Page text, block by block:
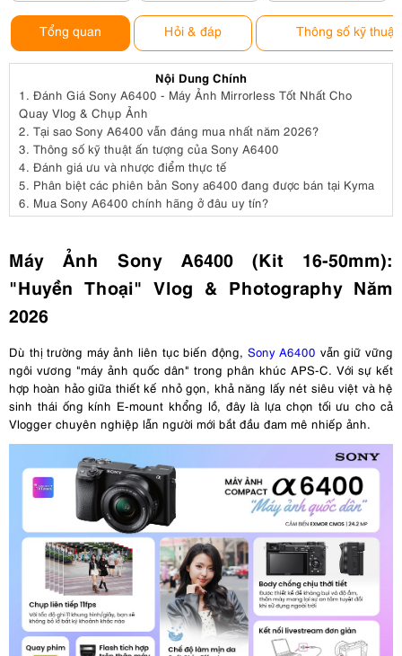
Tổng quan Hỏi & đáp Thông số kỹ thuật
Nội Dung Chính
1. Đánh Giá Sony A6400 - Máy Ảnh Mirrorless Tốt Nhất Cho
Quay Vlog & Chụp Ảnh
2. Tại sao Sony A6400 vẫn đáng mua nhất năm 2026?
3. Thông số kỹ thuật ấn tượng của Sony A6400
4. Đánh giá ưu và nhược điểm thực tế
5. Phân biệt các phiên bản Sony a6400 đang được bán tại Kyma
6. Mua Sony A6400 chính hãng ở đâu uy tín?
Máy Ảnh Sony A6400 (Kit 16-50mm):
"Huyền Thoại" Vlog & Photography Năm
2026
Dù thị trường máy ảnh liên tục biến động, Sony A6400 vẫn giữ vững
ngôi vương "máy ảnh quốc dân" trong phân khúc APS-C. Với sự kết
hợp hoàn hảo giữa thiết kế nhỏ gọn, khả năng lấy nét siêu việt và hệ
sinh thái ống kính E-mount khổng lồ, đây là lựa chọn tối ưu cho cả
Vlogger chuyên nghiệp lẫn người mới bắt đầu đam mê nhiếp ảnh.